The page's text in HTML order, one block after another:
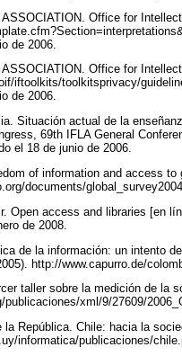
Office for
de 2006.
Office for
iftoolkits/toolkitsprivacy/
de 2006.
Situación actual de la
69th IFLA General
el 18 de junio de 2006.
of information and access
documents/
Open access and libraries [en
de 2008.
de la información: un intento
http://www.capurro.de/
taller sobre la medición de la
publicaciones/xml/9/27609/
la República. Chile: hacia la
informatica/publicaciones/